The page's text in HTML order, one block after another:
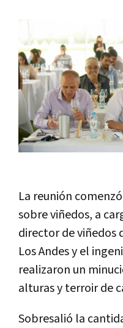
La reunión
sobre viñedos, a
director de viñedos
Los Andes y el
realizaron un
alturas y terroir de
Sobresalió la